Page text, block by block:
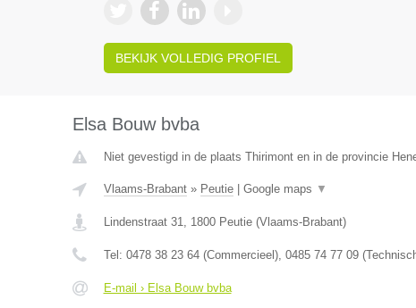
BEKIJK VOLLEDIG PROFIEL
Elsa Bouw bvba
Niet gevestigd in de plaats Thirimont en in de provincie
Vlaams-Brabant» Peutie| Google maps ▼
Lindenstraat 31, 1800 Peutie(Vlaams-Brabant)
Tel: 0478 38 23 64 (Commercieel), 0485 74 77 09
E-mail › Elsa Bouw bvba